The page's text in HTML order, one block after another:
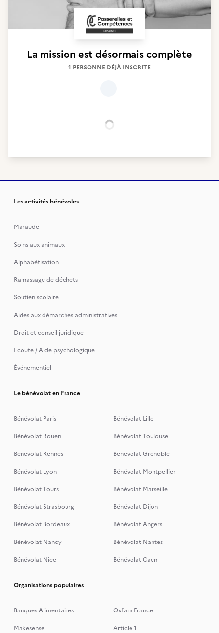
La mission est désormais complète
1 PERSONNE DÉJÀ INSCRITE
Les activités bénévoles
Maraude
Soins aux animaux
Alphabétisation
Ramassage de déchets
Soutien scolaire
Aides aux démarches administratives
Droit et conseil juridique
Ecoute / Aide psychologique
Événementiel
Le bénévolat en France
Bénévolat Paris
Bénévolat Lille
Bénévolat Rouen
Bénévolat Toulouse
Bénévolat Rennes
Bénévolat Grenoble
Bénévolat Lyon
Bénévolat Montpellier
Bénévolat Tours
Bénévolat Marseille
Bénévolat Strasbourg
Bénévolat Dijon
Bénévolat Bordeaux
Bénévolat Angers
Bénévolat Nancy
Bénévolat Nantes
Bénévolat Nice
Bénévolat Caen
Organisations populaires
Banques Alimentaires
Oxfam France
Makesense
Article 1